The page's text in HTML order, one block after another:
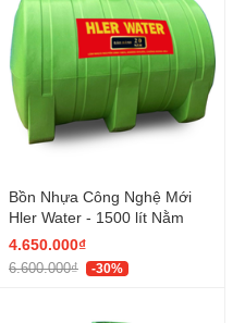
Bồn Nhựa Công Nghệ Mới
Hler Water - 1500 lít Nằm
4.650.000₫
6.600.000₫ -30%